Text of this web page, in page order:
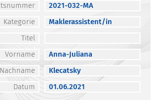
2021-032-MA
Kategorie
Maklerassistent/in
Titel
Vorname
Anna-Juliana
Nachname
Klecatsky
Datum
01.06.2021